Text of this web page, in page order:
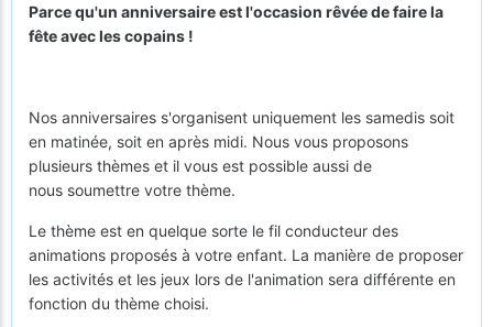
Parce qu'un anniversaire est l'occasion rêvée de faire la
fête avec les copains !
Nos anniversaires s'organisent uniquement les samedis soit
en matinée, soit en après midi. Nous vous proposons
plusieurs thèmes et il vous est possible aussi de
nous soumettre votre thème.
Le thème est en quelque sorte le fil conducteur des
animations proposés à votre enfant. La manière de proposer
les activités et les jeux lors de l'animation sera différente en
fonction du thème choisi.